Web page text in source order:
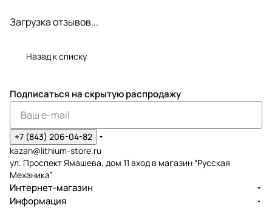
Загрузка отзывов...
Назад к списку
Подписаться на скрытую распродажу
+7 (843) 206-04-82
kazan@lithium-store.ru
ул. Проспект Ямашева, дом 11 вход в магазин “Русская
Механика”
Интернет-магазин
Информация